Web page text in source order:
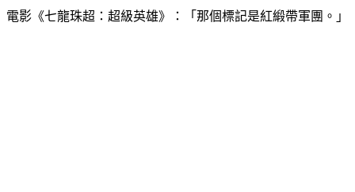
電影《七龍珠超：超級英雄》：「那個標記是紅緞帶軍團。」